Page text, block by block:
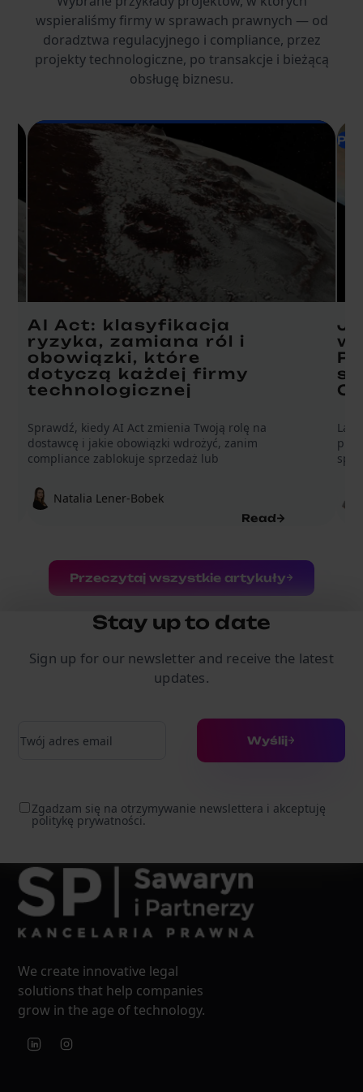
wspieraliśmy firmy w sprawach prawnych — od
doradztwa regulacyjnego i compliance, przez
projekty technologiczne, po transakcje i bieżącą
obsługę biznesu.
AI Act: klasyfikacja
ryzyka, zamiana ról i
obowiązki, które
dotyczą każdej firmy
technologicznej
Sprawdź, kiedy AI Act zmienia Twoją rolę na
dostawcę i jakie obowiązki wdrożyć, zanim
compliance zablokuje sprzedaż lub
Natalia Lener-Bobek
Read
w
Przeczytaj wszystkie artykuły
Stay up to date
Sign up for our newsletter and receive the latest
updates.
Wyślij
Zgadzam się na otrzymywanie newslettera i akceptuję
politykę prywatności.
We create innovative legal
solutions that help companies
grow in the age of technology.